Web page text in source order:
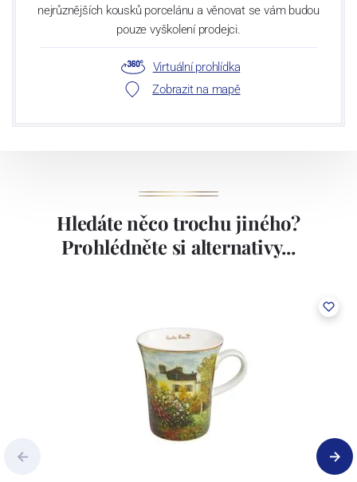
nejrůznějších kousků porcelánu a věnovat se vám budou
pouze vyškolení prodejci.
Virtuální prohlídka
Zobrazit na mapě
Hledáte něco trochu jiného?
Prohlédněte si alternativy...